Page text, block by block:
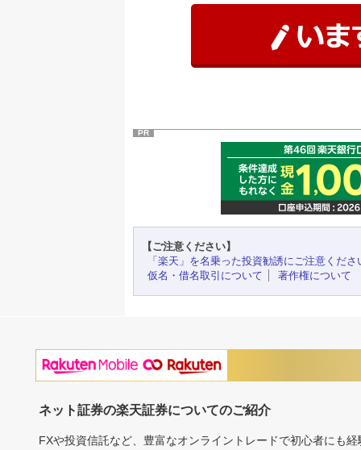
PR
【ご注意ください】
「楽天」を名乗った投資勧誘にご注意くださ
仮名・借名取引について
著作権について
ネット証券の楽天証券についてのご紹介
FXや投資信託など、豊富なオンライントレードで初心者にも